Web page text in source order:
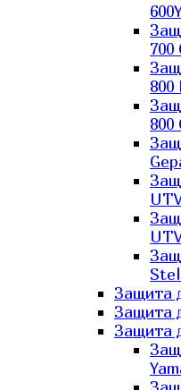
700
800
800
Защита
Защита
Защита